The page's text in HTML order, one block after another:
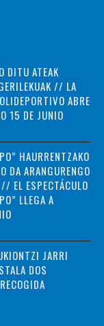
DITU ATEAK
// LA
ABRE
15 DE JUNIO
HAURRENTZAKO
DA ARANGURENGO
EL ESPECTÁCULO
LLEGA A
JARRI
DOS